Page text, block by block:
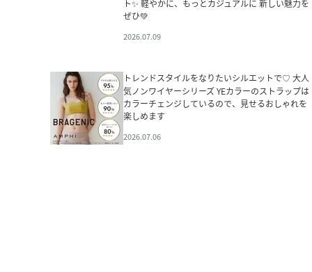
ト✨ 軽やかに、もっとカジュアルに 新しい魅力を
ぜひ💚
2026.07.09
トレンドスタイルをなりたいシルエットで♡ 大人
気ノンワイヤーシリーズ YEカラーのストラップは
カラーチェンジしているので、見せるおしゃれを
楽しめます
2026.07.06